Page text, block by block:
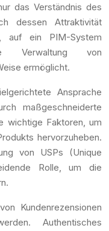
das Verständnis des
dessen Attraktivität
auf ein PIM-System
Verwaltung von
ermöglicht.
Ansprache
maßgeschneiderte
wichtige Faktoren, um
hervorzuheben.
von USPs (Unique
Rolle, um die
Kundenrezensionen
Authentisches